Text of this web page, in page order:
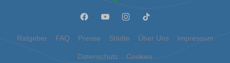
Ratgeber FAQ Presse Städte Über Uns Impressum
Datenschutz Cookies